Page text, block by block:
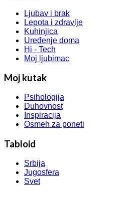
Ljubav i brak
Lepota i zdravlje
Kuhinjica
Uređenje doma
Hi - Tech
Moj ljubimac
Moj kutak
Psihologija
Duhovnost
Inspiracija
Osmeh za poneti
Tabloid
Srbija
Jugosfera
Svet